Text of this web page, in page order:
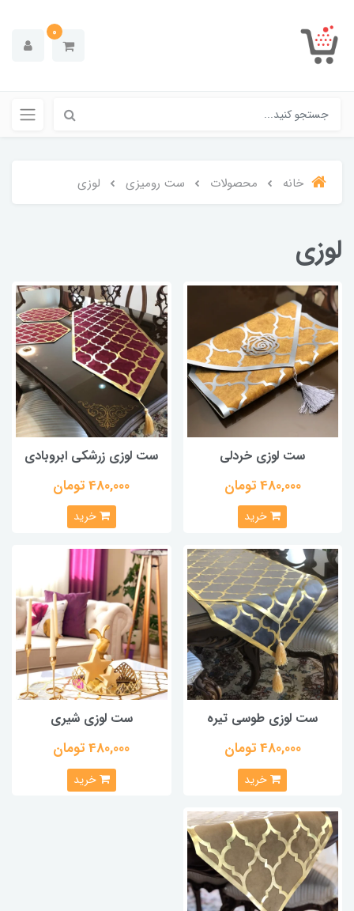
0
خانه محصولات ست رومیزی لوزی
لوزی
ست لوزی خردلی
480,000 تومان
خرید
ست لوزی زرشکی ابروبادی
480,000 تومان
خرید
ست لوزی طوسی تیره
480,000 تومان
خرید
ست لوزی شیری
480,000 تومان
خرید